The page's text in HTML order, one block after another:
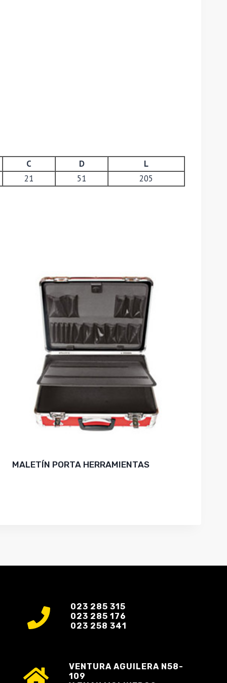
C D
L
21 51 205
MALETÍN PORTA HERRAMIENTAS
023 285 315
023 285 176
023 258 341
VENTURA AGUILERA N58-
109